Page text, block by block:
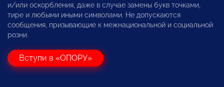
и/или оскорбления, даже в случае замены букв точками,
тире и любыми иными символами. Не допускаются
сообщения, призывающие к межнациональной и социальной
розни.
Вступи в «ОПОРУ»